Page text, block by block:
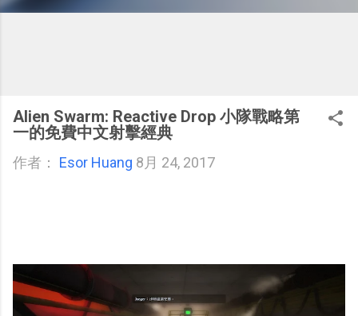
Alien Swarm: Reactive Drop 小隊戰略第
一的免費中文射擊經典
作者： Esor Huang 8月 24, 2017